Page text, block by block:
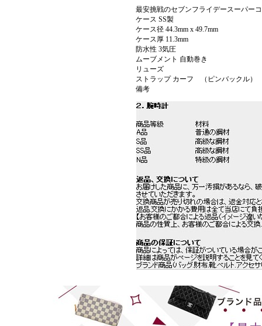
最安挑戦のセブンフライデースーパー
ケース SS製
ケース径 44.3mm x 49.7mm
ケース厚 11.3mm
防水性 3気圧
ムーブメント 自動巻き
リューズ
ストラップ カーフ （ピンバックル）
備考